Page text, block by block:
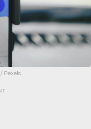
/ Pexels